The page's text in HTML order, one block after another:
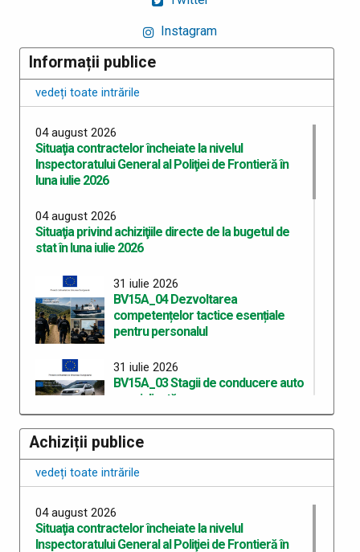
Instagram
Informații publice
vedeți toate intrările
04 august 2026
Situaţia contractelor încheiate la nivelul
Inspectoratului General al Poliţiei de Frontieră în
luna iulie 2026
04 august 2026
Situaţia privind achiziţiile directe de la bugetul de
stat în luna iulie 2026
31 iulie 2026
BV15A_04 Dezvoltarea
competențelor tactice esențiale
pentru personalul
31 iulie 2026
BV15A_03 Stagii de conducere auto
specializată
30 iulie 2026
Anunț privind planificarea la evaluarea psihologică a
candidaților recrutați în vederea participării la
universitare de master profesional
28 iulie 2026
Achiziții publice
vedeți toate intrările
04 august 2026
Situaţia contractelor încheiate la nivelul
Inspectoratului General al Poliţiei de Frontieră în